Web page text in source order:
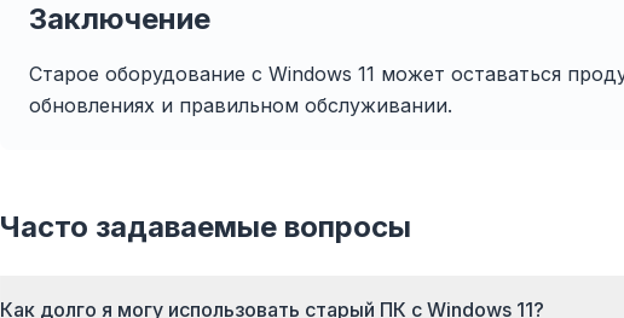
Заключение
Старое оборудование с Windows 11 может оставаться
обновлениях и правильном обслуживании.
Часто задаваемые вопросы
Как долго я могу использовать старый ПК с Windows 11?
которые тормозят